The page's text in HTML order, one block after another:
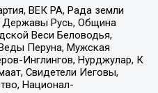
ВЕК РА, Рада земли
Державы Русь, Община
Веси Беловодья,
Перуна, Мужская
Инглингов, Нурджулар, К
Свидетели Иеговы,
Национал-